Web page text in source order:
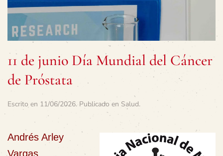
11 de junio Día Mundial del Cáncer
de Próstata
Escrito en 11/06/2026. Publicado en Salud.
Andrés Arley
Vargas